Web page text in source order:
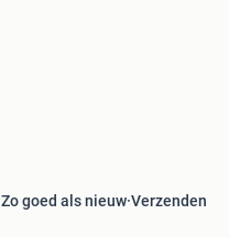
Zo goed als nieuw Verzenden